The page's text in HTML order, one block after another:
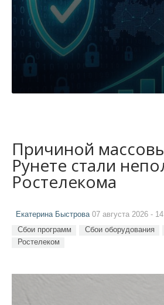
Причиной
Рунете стали
Ростелекома
Екатерина Быстрова07 августа 2026 -
Сбои программ Сбои оборудования
Ростелеком